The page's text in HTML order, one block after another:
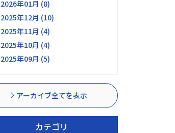
2026年01月 (8)
2025年12月 (10)
2025年11月 (4)
2025年10月 (4)
2025年09月 (5)
アーカイブ全てを表示
カテゴリ